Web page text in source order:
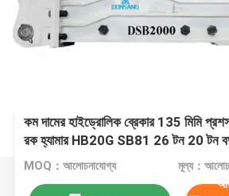
কম দামের হাইড্রোলিক ব্রেকার 135 মিমি
রক হ্যামার HB20G SB81 26 টন 20 টন
MOQ：আলোচনাযোগ্য মূল্য：